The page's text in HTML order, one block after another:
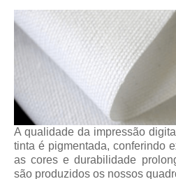
A qualidade da impressão
tinta é pigmentada, conferindo
as cores e durabilidade
são produzidos os nossos